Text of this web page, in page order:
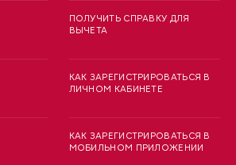
ПОЛУЧИТЬ СПРАВКУ ДЛЯ
ВЫЧЕТА
КАК ЗАРЕГИСТРИРОВАТЬСЯ В
ЛИЧНОМ КАБИНЕТЕ
КАК ЗАРЕГИСТРИРОВАТЬСЯ В
МОБИЛЬНОМ ПРИЛОЖЕНИИ